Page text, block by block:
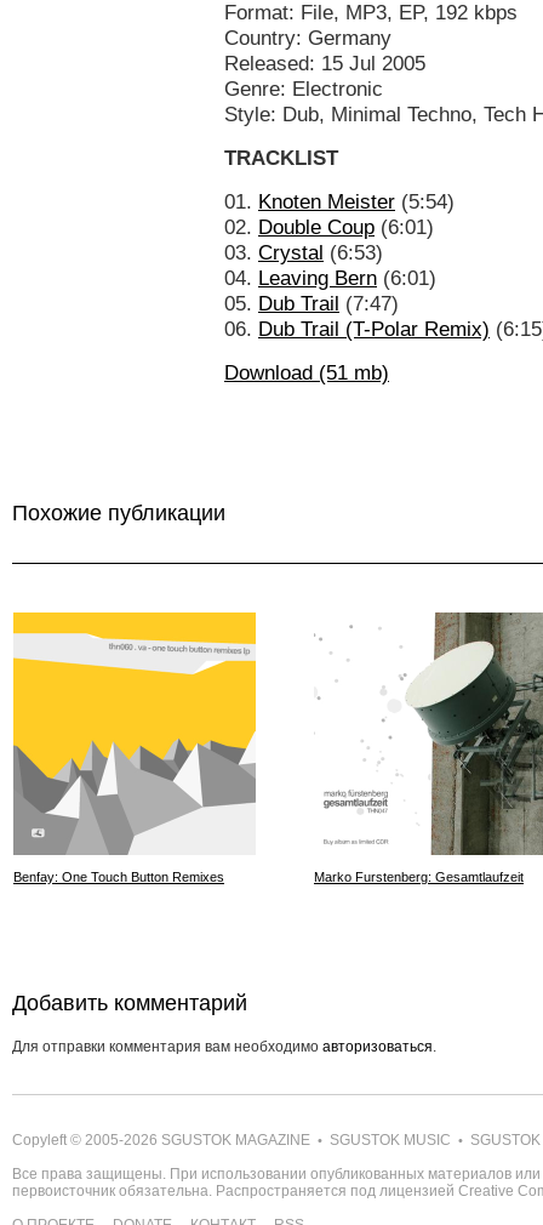
Format: File, MP3, EP, 192 kbps
Country: Germany
Released: 15 Jul 2005
Genre: Electronic
Style: Dub, Minimal Techno, Tech
TRACKLIST
01. Knoten Meister (5:54)
02. Double Coup (6:01)
03. Crystal (6:53)
04. Leaving Bern (6:01)
05. Dub Trail (7:47)
06. Dub Trail (T-Polar Remix)
Download (51 mb)
Похожие публикации
Benfay: One Touch Button Remixes Marko Furstenberg: Gesamtlaufzeit
Добавить комментарий
Для отправки комментария вам необходимо авторизоваться.
Copyleft © 2005-2026 SGUSTOK MAGAZINE • SGUSTOK MUSIC •
Все права защищены. При использовании опубликованных материалов
первоисточник обязательна. Распространяется под лицензией Creative